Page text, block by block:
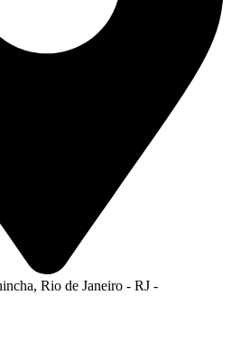
Rio de Janeiro - RJ -